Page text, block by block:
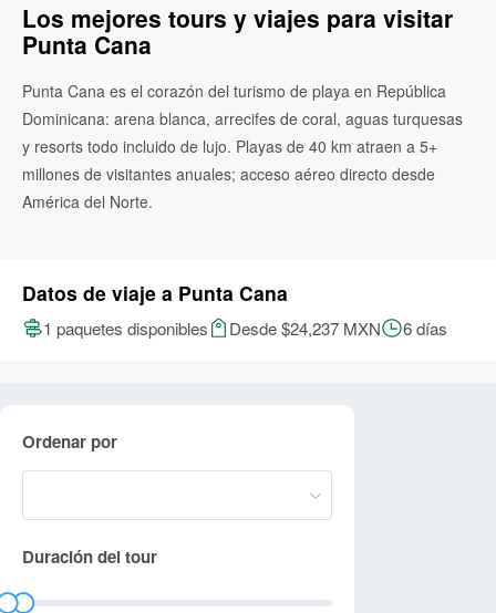
Los mejores tours y viajes para visitar
Punta Cana
Punta Cana es el corazón del turismo de playa en República
Dominicana: arena blanca, arrecifes de coral, aguas turquesas
y resorts todo incluido de lujo. Playas de 40 km atraen a 5+
millones de visitantes anuales; acceso aéreo directo desde
América del Norte.
Datos de viaje a Punta Cana
1 paquetes disponibles Desde $24,237 MXN 6 días
Ordenar por
Duración del tour